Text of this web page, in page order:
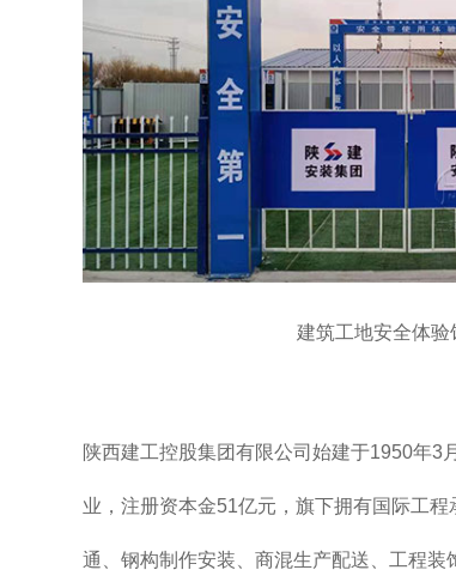
建筑工地安全体验
陕西建工控股集团有限公司始建于1950年3
业，注册资本金51亿元，旗下拥有国际工
通、钢构制作安装、商混生产配送、工程